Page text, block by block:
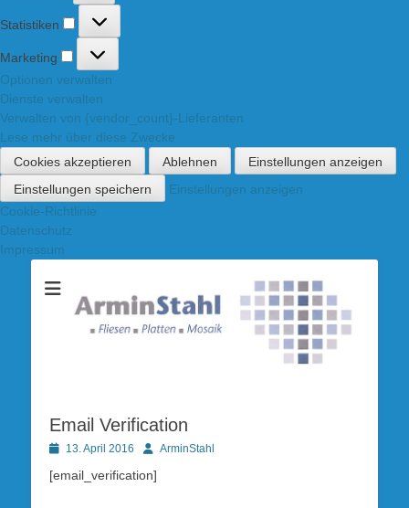
Statistiken
Marketing
Optionen verwalten
Dienste verwalten
Verwalten von {vendor_count}-Lieferanten
Lese mehr über diese Zwecke
Cookies akzeptieren
Ablehnen
Einstellungen anzeigen
Einstellungen speichern
Einstellungen anzeigen
Cookie-Richtlinie
Datenschutz
Impressum
Fliesen-Stahl
Email Verification
Posted13. April 2016 AutorArminStahl
[email_verification]